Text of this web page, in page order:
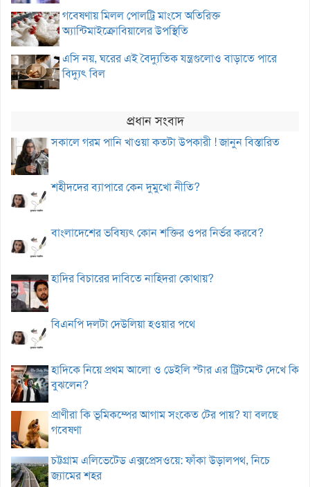
গবেষণায় মিলল পোলট্রি মাংসে অতিরিক্ত
অ্যান্টিমাইক্রোবিয়ালের উপস্থিতি
এসি নয়, ঘরের এই বৈদ্যুতিক যন্ত্রগুলোও বাড়াতে পারে
বিদ্যুৎ বিল
প্রধান সংবাদ
সকালে গরম পানি খাওয়া কতটা উপকারী ! জানুন বিস্তারিত
শহীদদের ব্যাপারে কেন দুমুখো নীতি?
বাংলাদেশের ভবিষ্যৎ কোন শক্তির ওপর নির্ভর করবে?
হাদির বিচারের দাবিতে নাহিদরা কোথায়?
বিএনপি দলটা দেউলিয়া হওয়ার পথে
হাদিকে নিয়ে প্রথম আলো ও ডেইলি স্টার এর ট্রিটমেন্ট দেখে কি
বুঝলেন?
প্রাণীরা কি ভূমিকম্পের আগাম সংকেত টের পায়? যা বলছে
গবেষণা
চট্টগ্রাম এলিভেটেড এক্সপ্রেসওয়ে: ফাঁকা উড়ালপথ, নিচে
জ্যামের শহর